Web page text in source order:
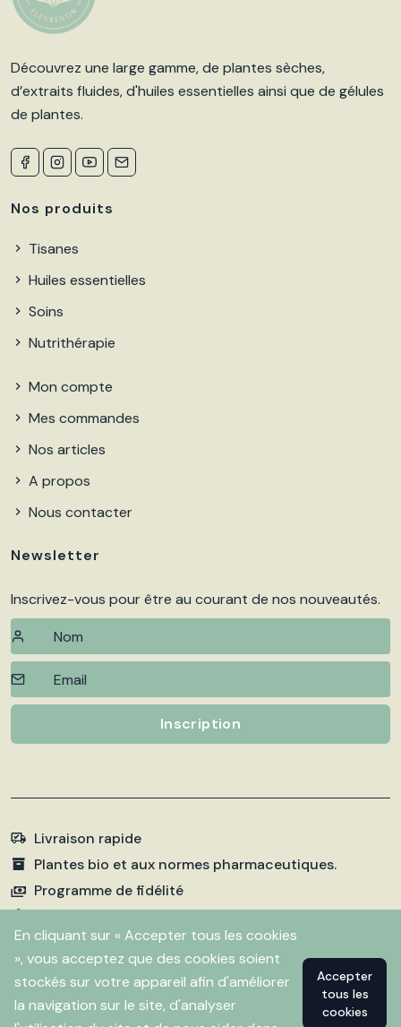
En cliquant sur « Accepter tous les cookies
», vous acceptez que des cookies soient
stockés sur votre appareil afin d'améliorer
la navigation sur le site, d'analyser
Accepter
tous les
cookies
Découvrez une large gamme, de plantes sèches,
d’extraits fluides, d'huiles essentielles ainsi que de gélules
de plantes.
Nos produits
Tisanes
Huiles essentielles
Soins
Nutrithérapie
Mon compte
Mes commandes
Nos articles
A propos
Nous contacter
Newsletter
Inscrivez-vous pour être au courant de nos nouveautés.
Inscription
Livraison rapide
Plantes bio et aux normes pharmaceutiques.
Programme de fidélité
Paiements sécurisés
2026 Pharmacie Fleurentin. Propulsé par Flitbix.com